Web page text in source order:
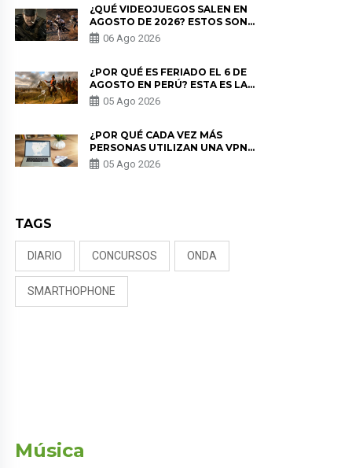
¿QUÉ VIDEOJUEGOS SALEN EN
AGOSTO DE 2026? ESTOS SON
LOS ESTRENOS MÁS ESPERADOS
06 Ago 2026
¿POR QUÉ ES FERIADO EL 6 DE
AGOSTO EN PERÚ? ESTA ES LA
HISTORIA
05 Ago 2026
¿POR QUÉ CADA VEZ MÁS
PERSONAS UTILIZAN UNA VPN
PARA PROTEGER SU
PRIVACIDAD?
05 Ago 2026
TAGS
DIARIO CONCURSOS ONDA
SMARTHOPHONE
Música